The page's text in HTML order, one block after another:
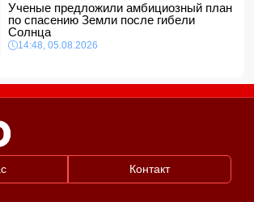
Ученые предложили амбициозный план
по спасению Земли после гибели
Солнца
14:48, 05.08.2026
Контакт